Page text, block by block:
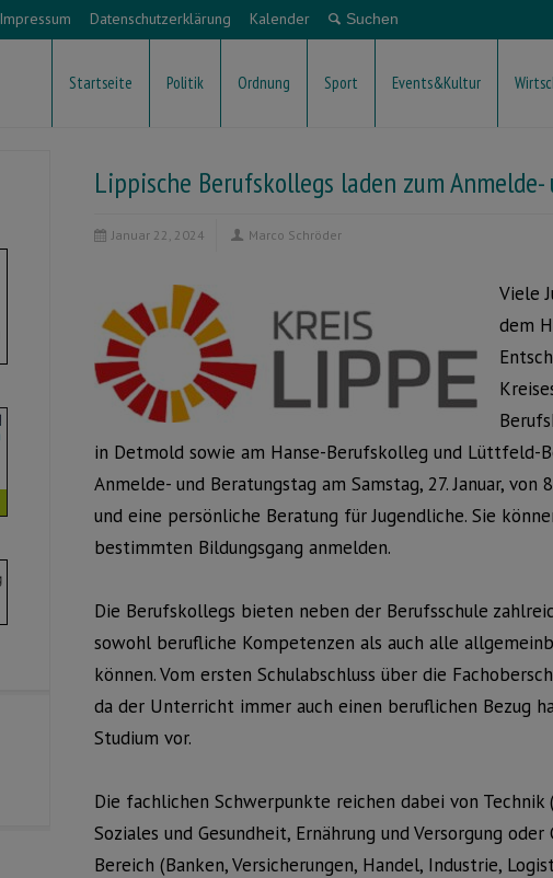
Impressum Datenschutzerklärung Kalender
Startseite Politik Ordnung Sport Events&Kultur
Lippische Berufskollegs laden zum
Januar 22, 2024 Marco Schröder
Viele
dem
in Detmold sowie am Hanse-Berufskolleg und Lüttfeld-
Anmelde- und Beratungstag am Samstag, 27. Januar,
und eine persönliche Beratung für Jugendliche. Sie
bestimmten Bildungsgang anmelden.
Die Berufskollegs bieten neben der Berufsschule
sowohl berufliche Kompetenzen als auch alle
können. Vom ersten Schulabschluss über die
da der Unterricht immer auch einen beruflichen Bezug
Studium vor.
Die fachlichen Schwerpunkte reichen dabei von
Soziales und Gesundheit, Ernährung und Versorgung
Bereich (Banken, Versicherungen, Handel, Industrie,